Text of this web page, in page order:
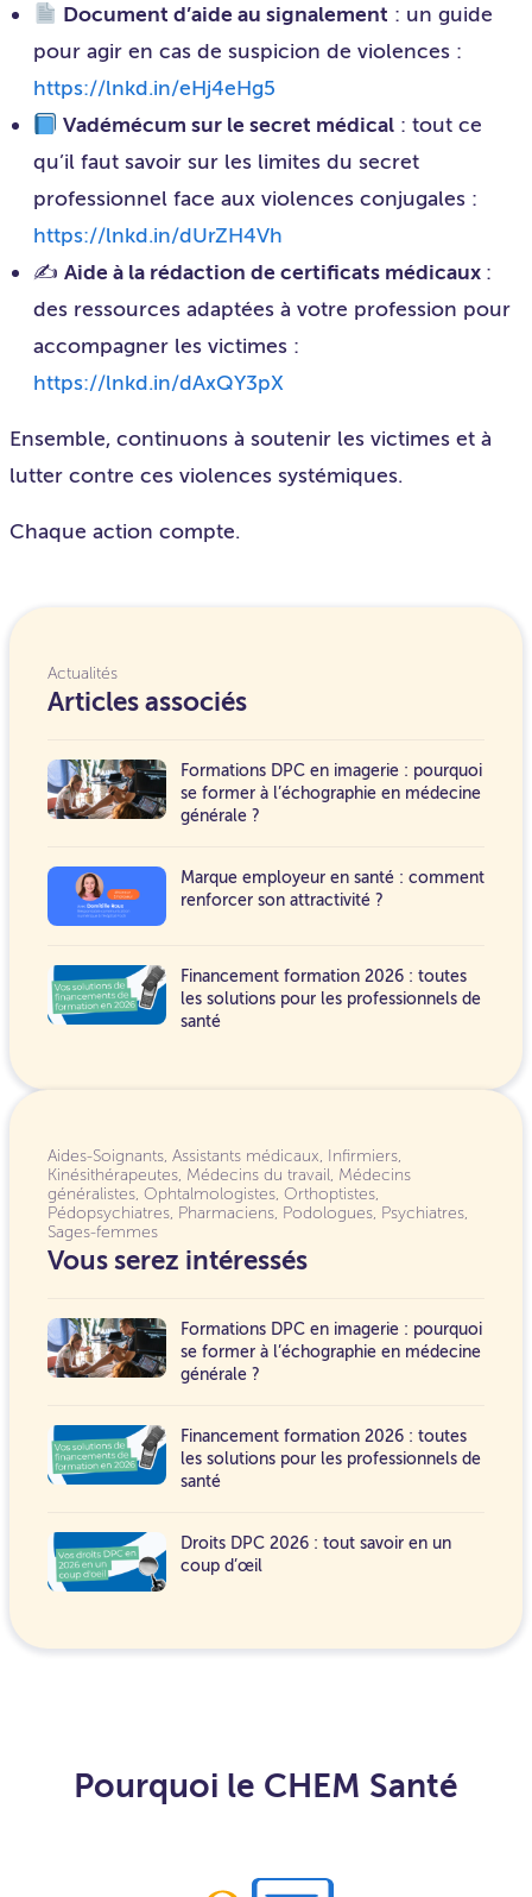
Document d’aide au signalement : un guide
pour agir en cas de suspicion de violences :
https://lnkd.in/eHj4eHg5
Vadémécum sur le secret médical : tout ce
qu’il faut savoir sur les limites du secret
professionnel face aux violences conjugales :
https://lnkd.in/dUrZH4Vh
✍️ Aide à la rédaction de certificats médicaux :
des ressources adaptées à votre profession pour
accompagner les victimes :
https://lnkd.in/dAxQY3pX
Ensemble, continuons à soutenir les victimes et à
lutter contre ces violences systémiques.
Chaque action compte.
Actualités
Articles associés
Formations DPC en imagerie : pourquoi
se former à l’échographie en médecine
générale ?
Marque employeur en santé : comment
renforcer son attractivité ?
Financement formation 2026 : toutes
les solutions pour les professionnels de
santé
Aides-Soignants, Assistants médicaux, Infirmiers,
Kinésithérapeutes, Médecins du travail, Médecins
généralistes, Ophtalmologistes, Orthoptistes,
Pédopsychiatres, Pharmaciens, Podologues, Psychiatres,
Sages-femmes
Vous serez intéressés
Formations DPC en imagerie : pourquoi
se former à l’échographie en médecine
générale ?
Financement formation 2026 : toutes
les solutions pour les professionnels de
santé
Droits DPC 2026 : tout savoir en un
coup d’œil
Pourquoi le CHEM Santé